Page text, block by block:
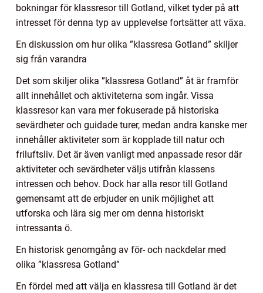
bokningar för klassresor till Gotland, vilket tyder på att
intresset för denna typ av upplevelse fortsätter att växa.
En diskussion om hur olika ”klassresa Gotland” skiljer
sig från varandra
Det som skiljer olika ”klassresa Gotland” åt är framför
allt innehållet och aktiviteterna som ingår. Vissa
klassresor kan vara mer fokuserade på historiska
sevärdheter och guidade turer, medan andra kanske mer
innehåller aktiviteter som är kopplade till natur och
friluftsliv. Det är även vanligt med anpassade resor där
aktiviteter och sevärdheter väljs utifrån klassens
intressen och behov. Dock har alla resor till Gotland
gemensamt att de erbjuder en unik möjlighet att
utforska och lära sig mer om denna historiskt
intressanta ö.
En historisk genomgång av för- och nackdelar med
olika ”klassresa Gotland”
En fördel med att välja en klassresa till Gotland är det